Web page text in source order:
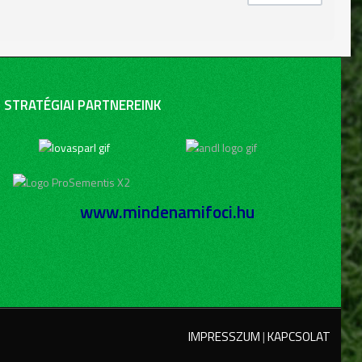
STRATÉGIAI PARTNEREINK
www.mindenamifoci.hu
IMPRESSZUM|KAPCSOLAT